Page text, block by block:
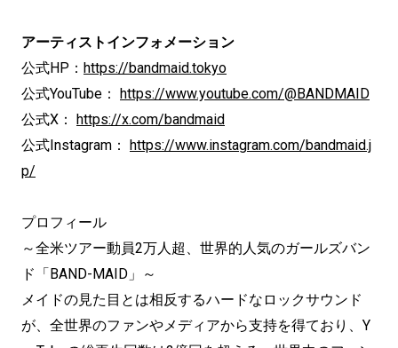
アーティストインフォメーション
公式HP： https://bandmaid.tokyo
公式YouTube： https://www.youtube.com/@BANDMAID
公式X： https://x.com/bandmaid
公式Instagram： https://www.instagram.com/bandmaid.j
p/
プロフィール
～全米ツアー動員2万人超、世界的人気のガールズバン
ド「BAND-MAID」～
メイドの見た目とは相反するハードなロックサウンド
が、全世界のファンやメディアから支持を得ており、Y